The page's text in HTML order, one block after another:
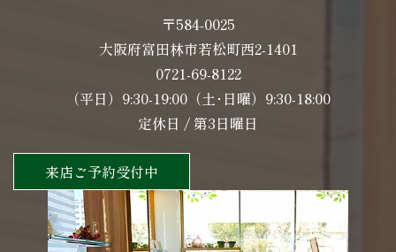
〒584-0025
大阪府富田林市若松町西2-1401
0721-69-8122
（平日）9:30-19:00（土･日曜）9:30-18:00
定休日 / 第3日曜日
来店ご予約受付中